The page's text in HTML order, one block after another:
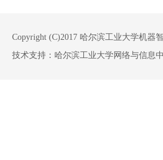
Copyright (C)2017 哈尔滨工业大学机器
技术支持：哈尔滨工业大学网络与信息